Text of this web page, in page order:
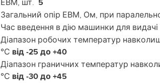
5
Загальний опір ЕВМ, Ом, при
Час введення в дію машинки для видачі
Діапазон робочих температур
°С від -25 до +40
Діапазон граничних температур
°С від -30 до +45